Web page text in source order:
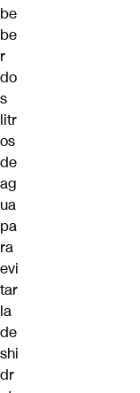
be
be
r
do
s
litr
os
de
ag
ua
pa
ra
evi
tar
la
de
shi
dr